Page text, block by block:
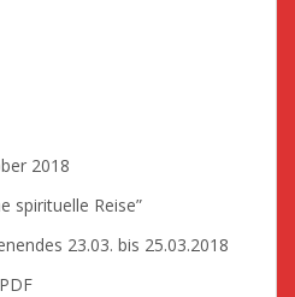
2018
spirituelle Reise”
23.03. bis 25.03.2018